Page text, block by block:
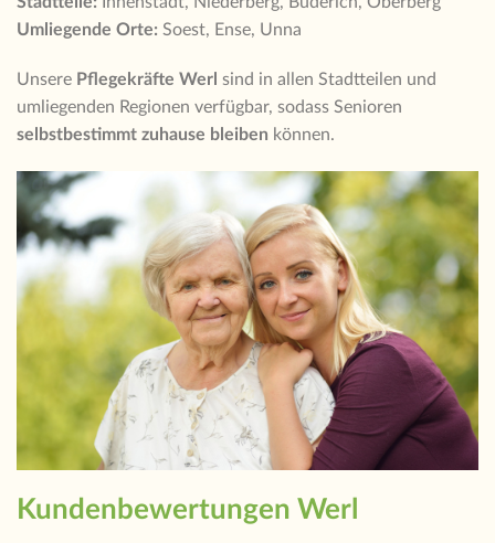
Umliegende Orte: Soest, Ense, Unna
Unsere Pflegekräfte Werl sind in allen Stadtteilen und
umliegenden Regionen verfügbar, sodass Senioren
selbstbestimmt zuhause bleiben können.
Kundenbewertungen Werl